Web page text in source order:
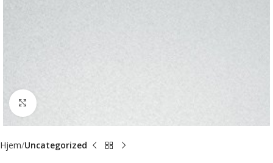
Forstørr bilde
Hjem Uncategorized